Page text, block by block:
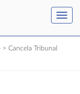
> Cancela Tribunal